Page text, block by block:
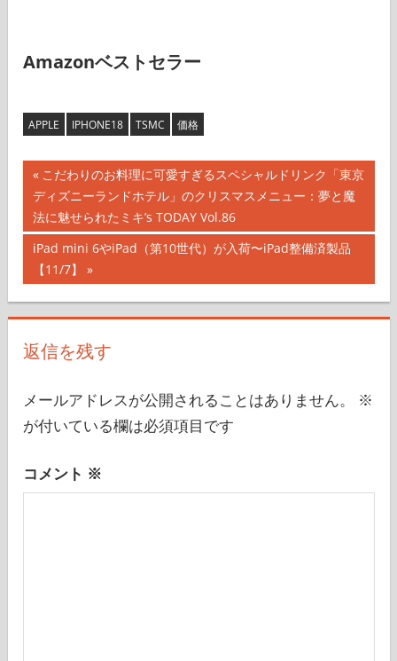
Amazonベストセラー
APPLE IPHONE18 TSMC 価格
投
稿
ナ
ビ
ゲ
ー
ョ
前
の
記
事:
こだわりのお料理に可愛すぎるスペシャルドリンク「東京
ディズニーランドホテル」のクリスマスメニュー：夢と魔
法に魅せられたミキ’s TODAY Vol.86
次
の
記
iPad mini 6やiPad（第10世代）が入荷〜iPad整備済製品
【11/7】
返信を残す
メールアドレスが公開されることはありません。
※
が付いている欄は必須項目です
コメント ※